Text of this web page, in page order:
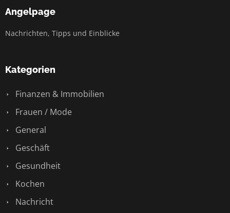
Angelpage
Nachrichten, Tipps und Einblicke
Kategorien
Finanzen & Immobilien
Frauen / Mode
General
Geschäft
Gesundheit
Kochen
Nachricht